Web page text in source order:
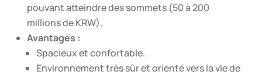
pouvant atteindre des sommets (50 à 200
millions de KRW).
Avantages :
Spacieux et confortable.
Environnement très sûr et orienté vers la vie de